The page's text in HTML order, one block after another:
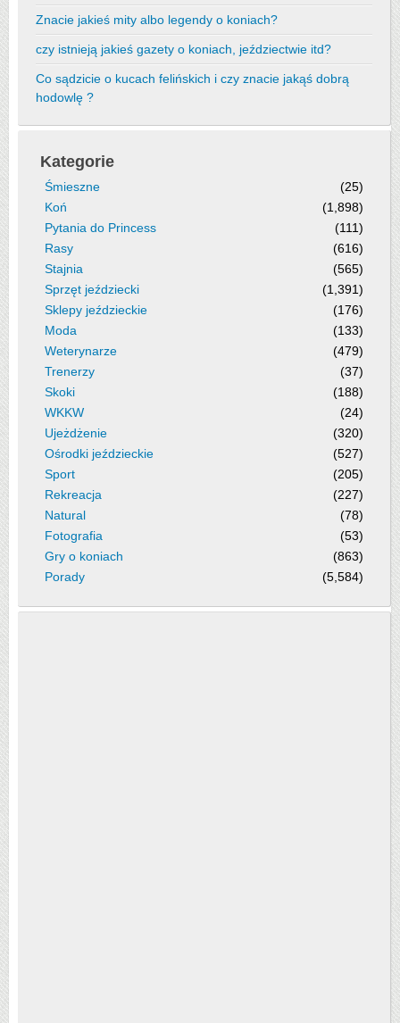
Znacie jakieś mity albo legendy o koniach?
czy istnieją jakieś gazety o koniach, jeździectwie itd?
Co sądzicie o kucach felińskich i czy znacie jakąś dobrą
hodowlę ?
Kategorie
Śmieszne
(25)
Koń
(1,898)
Pytania do Princess
(111)
Rasy
(616)
Stajnia
(565)
Sprzęt jeździecki
(1,391)
Sklepy jeździeckie
(176)
Moda
(133)
Weterynarze
(479)
Trenerzy
(37)
Skoki
(188)
WKKW
(24)
Ujeżdżenie
(320)
Ośrodki jeździeckie
(527)
Sport
(205)
Rekreacja
(227)
Natural
(78)
Fotografia
(53)
Gry o koniach
(863)
Porady
(5,584)